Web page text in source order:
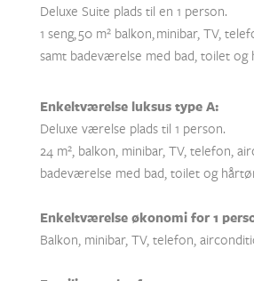
Deluxe Suite plads til en 1 person.
1 seng, 50 m² balkon, minibar, TV,
samt badeværelse med bad, toilet og
Enkeltværelse luksus type A:
Deluxe værelse plads til 1 person.
24 m², balkon, minibar, TV, telefon,
badeværelse med bad, toilet og
Enkeltværelse økonomi for 1
Balkon, minibar, TV, telefon,